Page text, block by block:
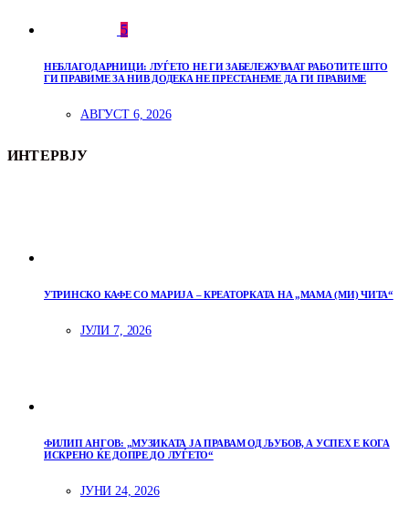
5
НЕБЛАГОДАРНИЦИ: ЛУЃЕТО НЕ ГИ ЗАБЕЛЕЖУВААТ РАБОТИТЕ ШТО
ГИ ПРАВИМЕ ЗА НИВ ДОДЕКА НЕ ПРЕСТАНЕМЕ ДА ГИ ПРАВИМЕ
АВГУСТ 6, 2026
ИНТЕРВЈУ
УТРИНСКО КАФЕ СО МАРИЈА – КРЕАТОРКАТА НА „МАМА (МИ) ЧИТА“
ЈУЛИ 7, 2026
ФИЛИП АНГОВ: „МУЗИКАТА ЈА ПРАВАМ ОД ЉУБОВ, А УСПЕХ Е КОГА
ИСКРЕНО ЌЕ ДОПРЕ ДО ЛУЃЕТО“
ЈУНИ 24, 2026